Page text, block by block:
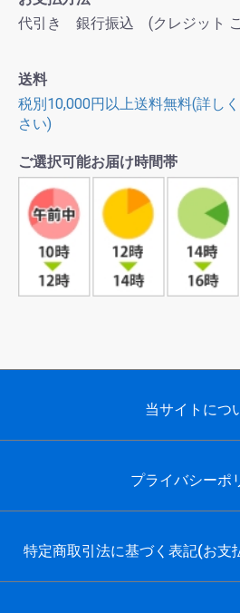
代引き 銀行振込 (クレジット
送料
税別10,000円以上送料無料(詳し
さい)
ご選択可能お届け時間帯
当サイトにつ
プライバシーポ
特定商取引法に基づく表記(お支